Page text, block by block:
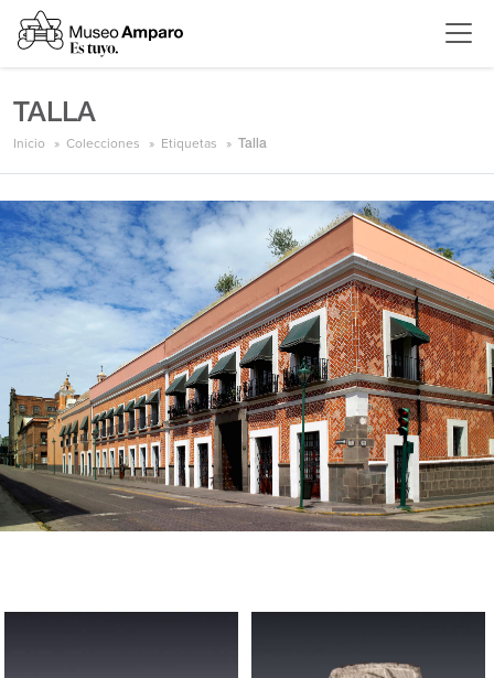
TALLA
Inicio Colecciones Etiquetas Talla